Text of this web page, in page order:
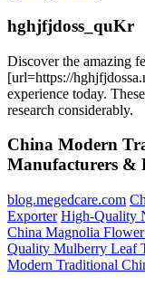
hghjfjdoss_quKr
Discover the amazing
[url=https://
experience today.
research considerably.
China Modern
Manufacturers &
blog.megedcare.com
Exporter High-Quality
China Magnolia
Quality Mulberry Leaf
Modern Traditional